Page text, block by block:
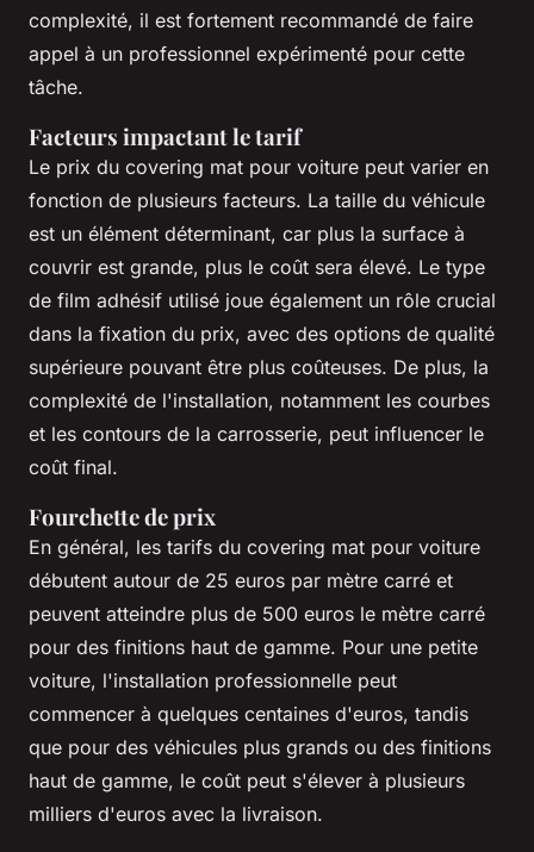
complexité, il est fortement recommandé de faire
appel à un professionnel expérimenté pour cette
tâche.
Facteurs impactant le tarif
Le prix du covering mat pour voiture peut varier en
fonction de plusieurs facteurs. La taille du véhicule
est un élément déterminant, car plus la surface à
couvrir est grande, plus le coût sera élevé. Le type
de film adhésif utilisé joue également un rôle crucial
dans la fixation du prix, avec des options de qualité
supérieure pouvant être plus coûteuses. De plus, la
complexité de l'installation, notamment les courbes
et les contours de la carrosserie, peut influencer le
coût final.
Fourchette de prix
En général, les tarifs du covering mat pour voiture
débutent autour de 25 euros par mètre carré et
peuvent atteindre plus de 500 euros le mètre carré
pour des finitions haut de gamme. Pour une petite
voiture, l'installation professionnelle peut
commencer à quelques centaines d'euros, tandis
que pour des véhicules plus grands ou des finitions
haut de gamme, le coût peut s'élever à plusieurs
milliers d'euros avec la livraison.